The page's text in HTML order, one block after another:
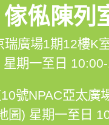
傢俬陳列
瑞廣場1期12樓K
星期一至日
號NPAC亞太廣
圖) 星期一至日